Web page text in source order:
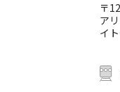
〒
ア
イ